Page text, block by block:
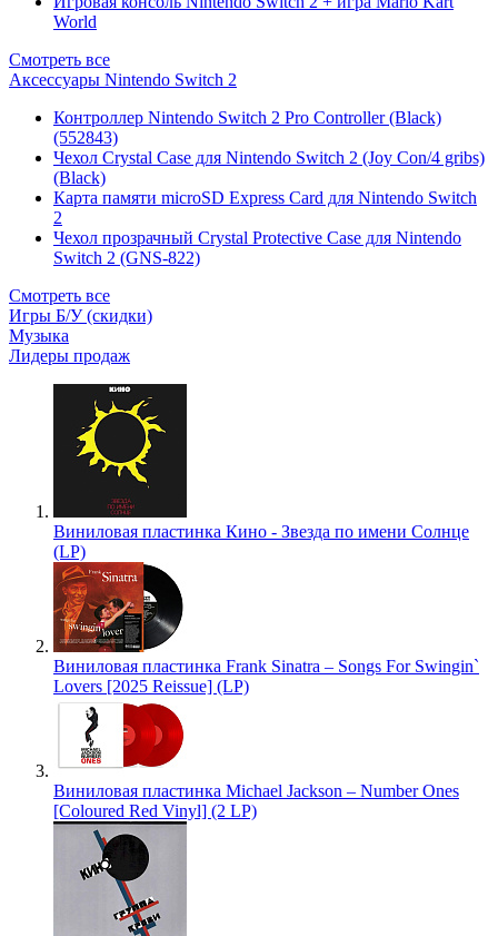
World
Смотреть все
Аксессуары Nintendo Switch 2
Контроллер Nintendo Switch 2 Pro Controller (Black)
(552843)
Чехол Сrystal Сase для Nintendo Switch 2 (Joy Con/4 gribs)
(Black)
Карта памяти microSD Express Card для Nintendo Switch
2
Чехол прозрачный Crystal Protective Case для Nintendo
Switch 2 (GNS-822)
Смотреть все
Игры Б/У (скидки)
Музыка
Лидеры продаж
Виниловая пластинка Кино - Звезда по имени Солнце
(LP)
Виниловая пластинка Frank Sinatra – Songs For Swingin`
Lovers [2025 Reissue] (LP)
Виниловая пластинка Michael Jackson – Number Ones
[Coloured Red Vinyl] (2 LP)